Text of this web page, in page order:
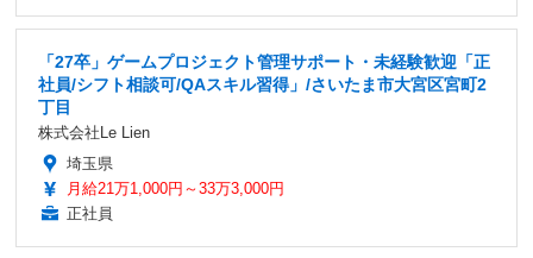
「27卒」ゲームプロジェクト管理サポート・未経験歓迎「正
社員/シフト相談可/QAスキル習得」/さいたま市大宮区宮町2
丁目
株式会社Le Lien
埼玉県
月給21万1,000円～33万3,000円
正社員